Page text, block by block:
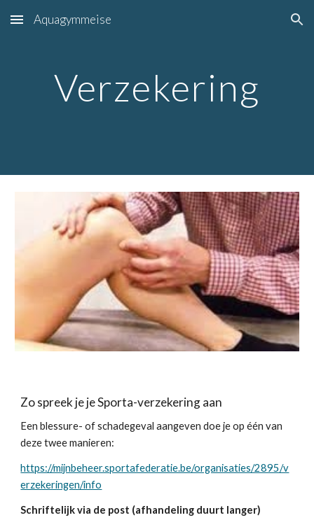
Skip to main content Skip to navigation
Aquagymmeise
Verzekering
Zo spreek je je Sporta-verzekering aan
Een blessure- of schadegeval aangeven doe je op één van
deze twee manieren:
https://mijnbeheer.sportafederatie.be/organisaties/2895/v
erzekeringen/info
Schriftelijk via de post (afhandeling duurt langer)